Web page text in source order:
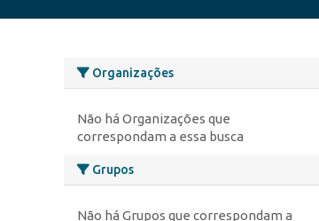
Organizações
Não há Organizações que
correspondam a essa busca
Grupos
Não há Grupos que correspondam a